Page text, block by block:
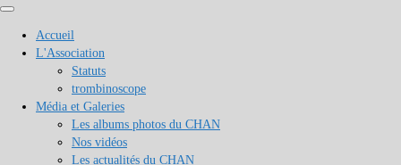
Accueil
L'Association
Statuts
trombinoscope
Média et Galeries
Les albums photos du CHAN
Nos vidéos
Les actualités du CHAN